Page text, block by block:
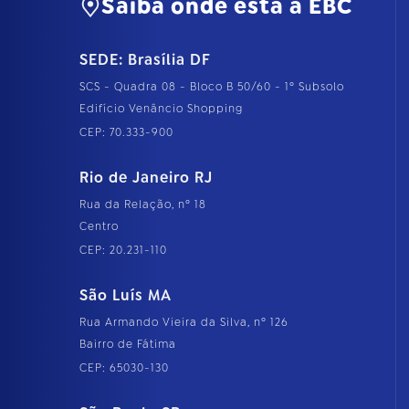
Saiba onde está a EBC
SEDE: Brasília DF
SCS - Quadra 08 - Bloco B 50/60 - 1º Subsolo
Edifício Venâncio Shopping
CEP: 70.333-900
Rio de Janeiro RJ
Rua da Relação, nº 18
Centro
CEP: 20.231-110
São Luís MA
Rua Armando Vieira da Silva, nº 126
Bairro de Fátima
CEP: 65030-130